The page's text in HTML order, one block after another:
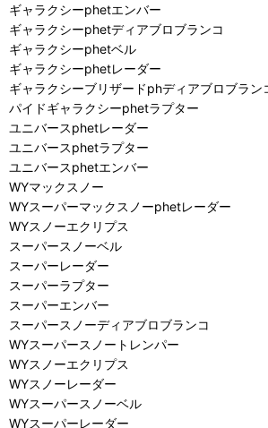
ギャラクシーphetエンバー
ギャラクシーphetディアブロブランコ
ギャラクシーphetベル
ギャラクシーphetレーダー
ギャラクシーブリザードphディアブロブラン
パイドギャラクシーphetラプター
ユニバースphetレーダー
ユニバースphetラプター
ユニバースphetエンバー
WYマックスノー
WYスーパーマックスノーphetレーダー
WYスノーエクリプス
スーパースノーベル
スーパーレーダー
スーパーラプター
スーパーエンバー
スーパースノーディアブロブランコ
WYスーパースノートレンパー
WYスノーエクリプス
WYスノーレーダー
WYスーパースノーベル
WYスーパーレーダー